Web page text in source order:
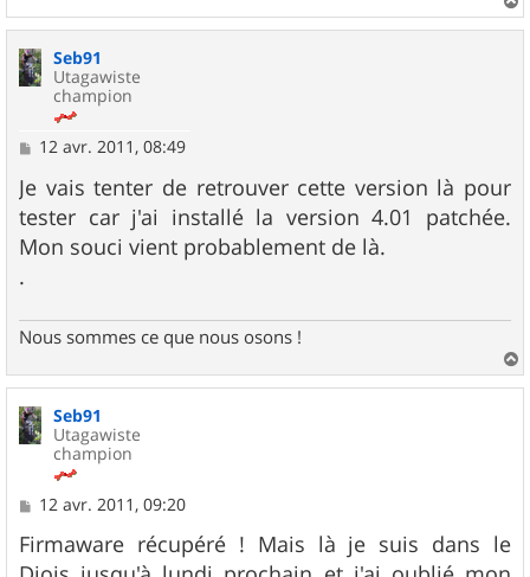
a
Seb91
Utagawiste
champion
M
s
s
a
g
e
12 avr. 2011, 08:49
Je vais tenter de retrouver cette version là pour
tester car j'ai installé la version 4.01 patchée.
Mon souci vient probablement de là.
.
Nous sommes ce que nous osons !
a
Seb91
Utagawiste
champion
M
s
s
12 avr. 2011, 09:20
Firmaware récupéré ! Mais là je suis dans le